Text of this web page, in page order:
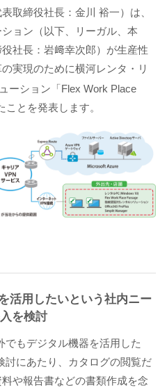
取締役社長：金川 裕一）は、
ョン（以下、リーガル、本
社長：岩﨑幸次郎）が生産性
実現のために横河レンタ・リ
ーション「Flex Work Place
とを発表します。
活用したいという社内ニー
を検討
でもデジタル機器を活用した
討にあたり、カタログの閲覧だ
や報告書などの書類作成を念